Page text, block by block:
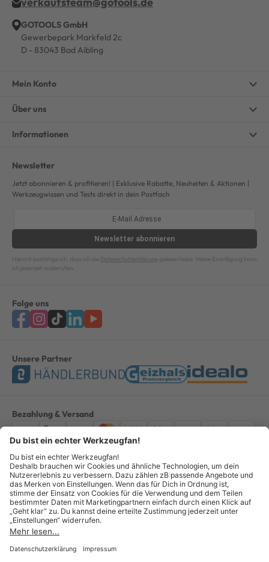
GOTOOLS GmbH
Gewerbepark Markfeld 2c
D - 83043 Bad Aibling
Mein Konto
Über uns
Informationen
Newsletter
Jetzt abonnieren & profitieren! | Exklusive Rabatte, Neuheiten & Aktionen |
Werkzeugwissen und Tests direkt in dein Postfach
Newsletter abonnieren
Hiermit bestätige ich, dass ich die Datenschutzerklärung gelesen habe. Meine Einwilligung kann
ich jederzeit widerrufen.
Folge uns
Unsere Partner
Bezahlung & Versand
ImpressumAGBDatenschutzWiderruf Vertrag widerrufen
Alle Preise verstehen sich inkl. ges. MwSt. *Kostenloser Versand innerhalb
Deutschlands, bei Bestellungen ab 100,00 Euro.
© Copyright 2026 GOTOOLS GmbH - Alle Rechte vorbehalten. powered by
createyourtemplate